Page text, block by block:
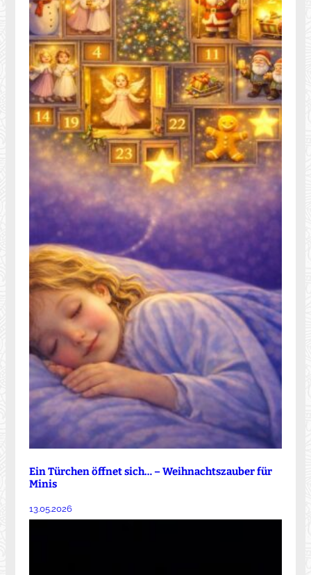
Ein Türchen öffnet sich… – Weihnachtszauber für
Minis
13.05.2026